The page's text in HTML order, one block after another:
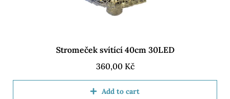
Stromeček svítící 40cm 30LED
360,00 Kč
Add to cart